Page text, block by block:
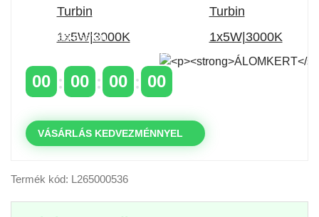
rendelés esetén
a következő kóddal: VIP20HU
00 00 00 00
VÁSÁRLÁS KEDVEZMÉNNYEL
Termék kód: L265000536